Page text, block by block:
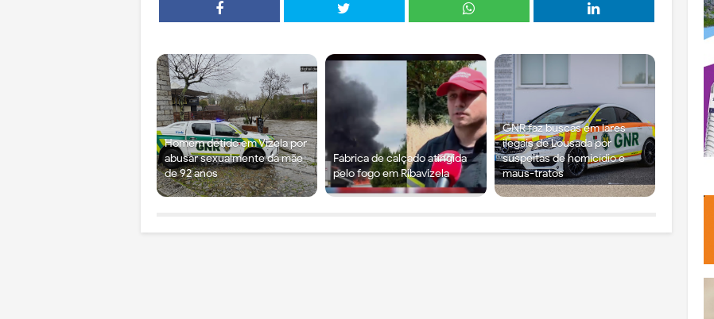
Homem detido em Vizela por
abusar sexualmente da mãe
de 92 anos
Fábrica de calçado atingida
pelo fogo em Ribavizela
GNR faz buscas em lares
ilegais de Lousada por
suspeitas de homicídio e
maus-tratos